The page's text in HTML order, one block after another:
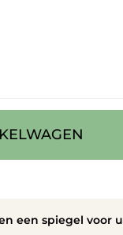
een spiegel voor u